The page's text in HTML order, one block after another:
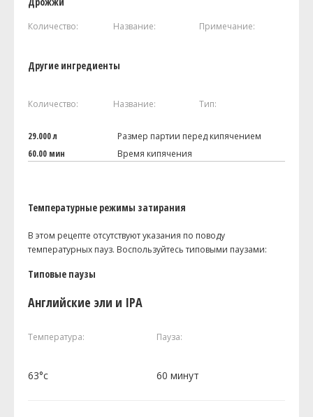
Количество: Название: Примечание:
Другие ингредиенты
Количество: Название: Тип:
29.000 л
Размер партии перед кипячением
60.00 мин
Время кипячения
Температурные режимы затирания
В этом рецепте отсутствуют указания по поводу
температурных пауз. Воспользуйтесь типовыми паузами:
Типовые паузы
Английские эли и IPA
Температура: Пауза:
63°c 60 минут